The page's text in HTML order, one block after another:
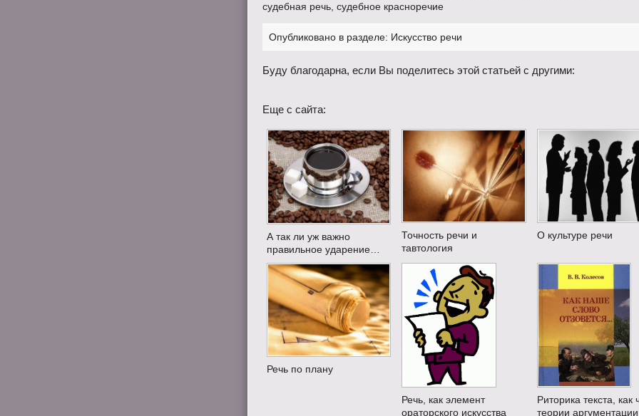
судебная речь ,судебное красноречие
Опубликовано в разделе: Искусство речи
Буду благодарна, если Вы поделитесь этой статьей с другими:
Еще с сайта:
А так ли уж важно
правильное ударение…
Точность речи и
тавтология
О культуре речи
Речь по плану
Речь, как элемент
ораторского искусства
Риторика текста, как
теории аргументации